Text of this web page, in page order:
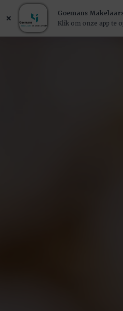
Goemans
Klik om onze app te